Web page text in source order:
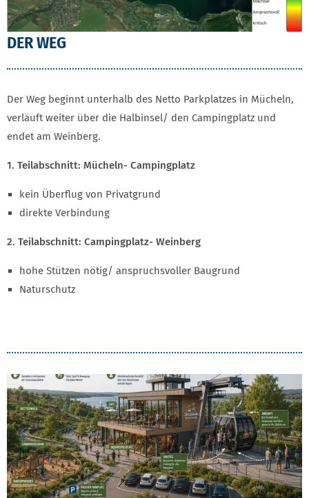
DER WEG
Der Weg beginnt unterhalb des Netto Parkplatzes in Mücheln,
verläuft weiter über die Halbinsel/ den Campingplatz und
endet am Weinberg.
1. Teilabschnitt: Mücheln- Campingplatz
kein Überflug von Privatgrund
direkte Verbindung
2. Teilabschnitt: Campingplatz- Weinberg
hohe Stützen nötig/ anspruchsvoller Baugrund
Naturschutz
DIE SEILBAHN: DER WEG- DIE STATIONEN- DIE